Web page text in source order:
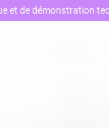
et de démonstration